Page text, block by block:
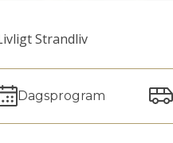
Strandliv
Dagsprogram